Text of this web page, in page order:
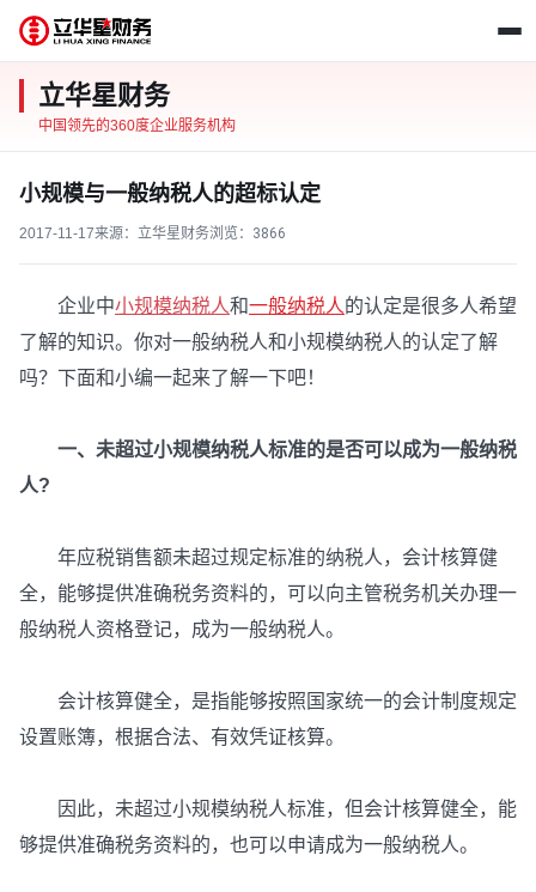
立华星财务
中国领先的360度企业服务机构
小规模与一般纳税人的超标认定
2017-11-17来源：立华星财务浏览： 3866
企业中小规模纳税人和一般纳税人的认定是很多人希望
了解的知识。你对一般纳税人和小规模纳税人的认定了解
吗？下面和小编一起来了解一下吧！
一、未超过小规模纳税人标准的是否可以成为一般纳税
人?
年应税销售额未超过规定标准的纳税人，会计核算健
全，能够提供准确税务资料的，可以向主管税务机关办理一
般纳税人资格登记，成为一般纳税人。
会计核算健全，是指能够按照国家统一的会计制度规定
设置账簿，根据合法、有效凭证核算。
因此，未超过小规模纳税人标准，但会计核算健全，能
够提供准确税务资料的，也可以申请成为一般纳税人。